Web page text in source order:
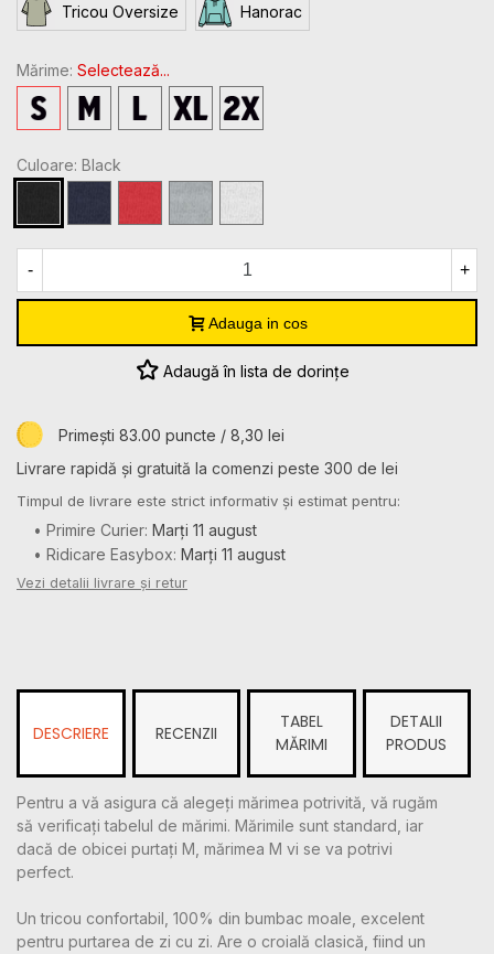
Tricou Oversize Hanorac
Mărime: Selectează...
M XL 2XL
Culoare: Black
- +
Adauga in cos
Adaugă în lista de dorințe
Primești 83.00 puncte / 8,30 lei
Livrare rapidă și gratuită la comenzi peste 300 de lei
Timpul de livrare este strict informativ și estimat pentru:
• Primire Curier: Marți 11 august
• Ridicare Easybox: Marți 11 august
Vezi detalii livrare și retur
DESCRIERE RECENZII
TABEL
MĂRIMI
DETALII
PRODUS
Pentru a vă asigura că alegeți mărimea potrivită, vă rugăm
să verificați tabelul de mărimi. Mărimile sunt standard, iar
dacă de obicei purtați M, mărimea M vi se va potrivi
perfect.
Un tricou confortabil, 100% din bumbac moale, excelent
pentru purtarea de zi cu zi. Are o croială clasică, fiind un